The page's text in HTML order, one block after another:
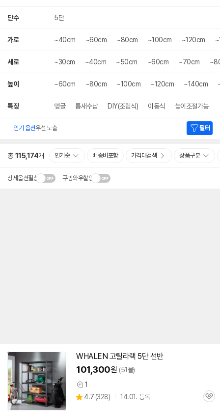
단수 5단
가로 ~40cm ~60cm ~80cm ~100cm ~120cm
세로 ~30cm ~40cm ~50cm ~60cm ~70cm
높이 ~60cm ~80cm ~100cm ~120cm ~140cm
특징 앵글 틈새수납 DIY(조립식) 이동식 높이조절가능
인기 옵션우선 노출 필터
총 115,174개 인기순 배송비포함 가격대검색 상품구분
상세옵션펼침 쿠팡와우할인
WHALEN 고릴라랙 5단 선반
101,300원 (51몰)
상
품
1
별
4.7 (상
328) 14.01. 등록
관